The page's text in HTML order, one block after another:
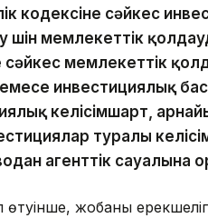
кодексіне сәйкес
үшін мемлекеттік
сәйкес мемлекеттік
инвестициялық
келісімшарт,
туралы
агенттік сауалына
өтуінше, жобаның